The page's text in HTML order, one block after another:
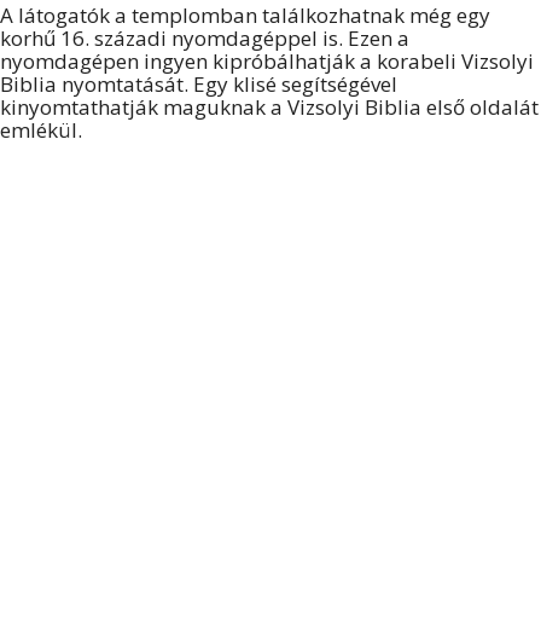
A látogatók a templomban találkozhatnak még egy
korhű 16. századi nyomdagéppel is. Ezen a
nyomdagépen ingyen kipróbálhatják a korabeli Vizsolyi
Biblia nyomtatását. Egy klisé segítségével
kinyomtathatják maguknak a Vizsolyi Biblia első oldalát
emlékül.